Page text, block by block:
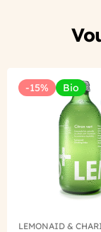
-15% Bio
LEMONAID &